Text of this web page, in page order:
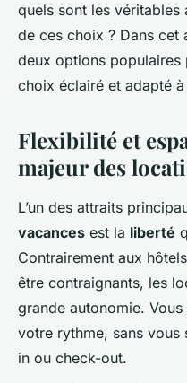
quels sont les véritables
de ces choix ? Dans cet
deux options
choix éclairé et adapté
Flexibilité et
majeur des
L’un des attraits
vacances est la liberté
Contrairement aux
être contraignants, les
grande autonomie.
votre rythme, sans vous
in ou check-out.